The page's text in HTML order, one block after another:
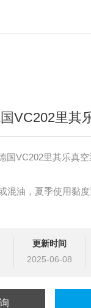
VC202里其
国VC202里其乐真
混油，夏季使用黏
没有保持适当的油量
高,使泵油浓度变稀
更新时间
2025-06-08